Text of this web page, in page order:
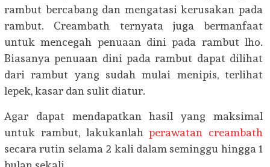
rambut bercabang dan mengatasi kerusakan pada
rambut. Creambath ternyata juga bermanfaat
untuk mencegah penuaan dini pada rambut lho.
Biasanya penuaan dini pada rambut dapat dilihat
dari rambut yang sudah mulai menipis, terlihat
lepek, kasar dan sulit diatur.
Agar dapat mendapatkan hasil yang maksimal
untuk rambut, lakukanlahperawatan creambath
secara rutin selama 2 kali dalam seminggu hingga 1